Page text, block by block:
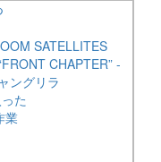
SATELLITES
CHAPTER” -
ングリラ
た
業